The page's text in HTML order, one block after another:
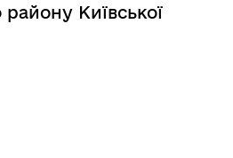
району Київської